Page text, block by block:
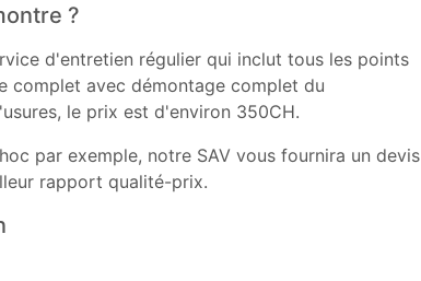
?
d'entretien régulier qui inclut tous les points
complet avec démontage complet du
le prix est d'environ 350CH.
par exemple, notre SAV vous fournira un devis
rapport qualité-prix.